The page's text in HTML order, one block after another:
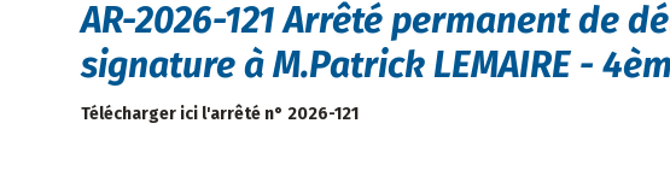
AR-2026-121 Arrêté permanent de
signature à M.Patrick LEMAIRE -
Télécharger ici l'arrêté n° 2026-121